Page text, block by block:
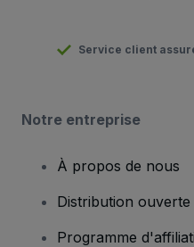
Service client
Notre entreprise
À propos de nous
Distribution ouverte
Programme